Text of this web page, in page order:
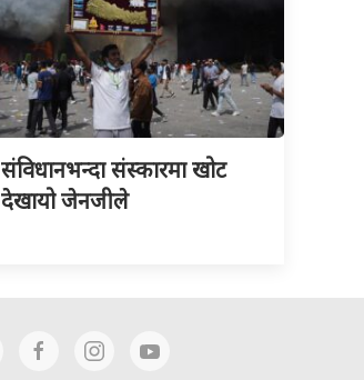
संविधानभन्दा संस्कारमा खोट
देखायो जेनजीले